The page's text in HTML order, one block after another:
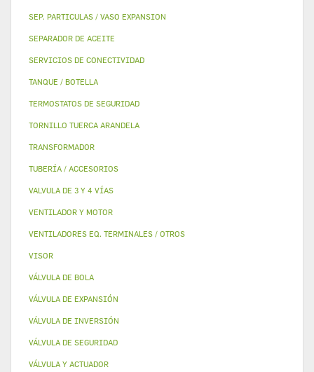
SEP. PARTICULAS / VASO EXPANSION
SEPARADOR DE ACEITE
SERVICIOS DE CONECTIVIDAD
TANQUE / BOTELLA
TERMOSTATOS DE SEGURIDAD
TORNILLO TUERCA ARANDELA
TRANSFORMADOR
TUBERÍA / ACCESORIOS
VALVULA DE 3 Y 4 VÍAS
VENTILADOR Y MOTOR
VENTILADORES EQ. TERMINALES / OTROS
VISOR
VÁLVULA DE BOLA
VÁLVULA DE EXPANSIÓN
VÁLVULA DE INVERSIÓN
VÁLVULA DE SEGURIDAD
VÁLVULA Y ACTUADOR